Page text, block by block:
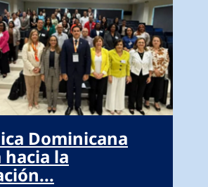
Dominicana
hacia la